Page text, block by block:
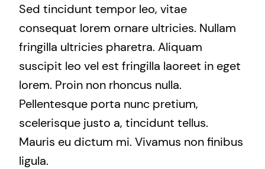
Sed tincidunt tempor leo, vitae
consequat lorem ornare ultricies. Nullam
fringilla ultricies pharetra. Aliquam
suscipit leo vel est fringilla laoreet in eget
lorem. Proin non rhoncus nulla.
Pellentesque porta nunc pretium,
scelerisque justo a, tincidunt tellus.
Mauris eu dictum mi. Vivamus non finibus
ligula.